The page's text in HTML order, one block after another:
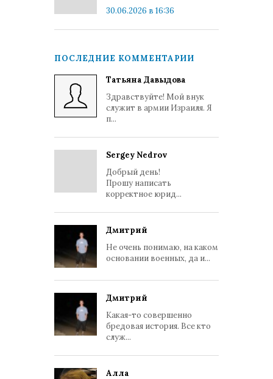
30.06.2026 в 16:36
ПОСЛЕДНИЕ КОММЕНТАРИИ
Татьяна Давыдова
Здравствуйте! Мой внук
служит в армии Израиля. Я
п...
Sergey Nedrov
Добрый день!
Прошу написать
корректное юрид...
Дмитрий
Не очень понимаю, на каком
основании военных, да и...
Дмитрий
Какая-то совершенно
бредовая история. Все кто
служ...
Алла